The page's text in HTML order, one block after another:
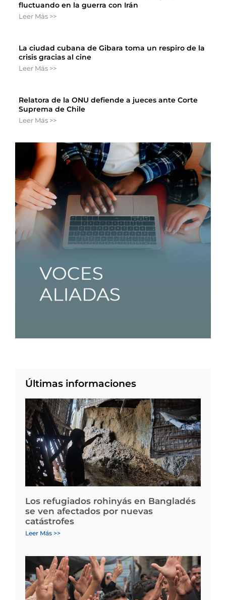
fluctuando en la guerra con Irán
Leer Más >>
La ciudad cubana de Gibara toma un respiro de la
crisis gracias al cine
Leer Más >>
Relatora de la ONU defiende a jueces ante Corte
Suprema de Chile
Leer Más >>
Últimas informaciones
Los refugiados rohinyás en Bangladés
se ven afectados por nuevas
catástrofes
Leer Más >>